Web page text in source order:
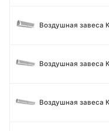
Воздушная завеса
Воздушная завеса
Воздушная завеса